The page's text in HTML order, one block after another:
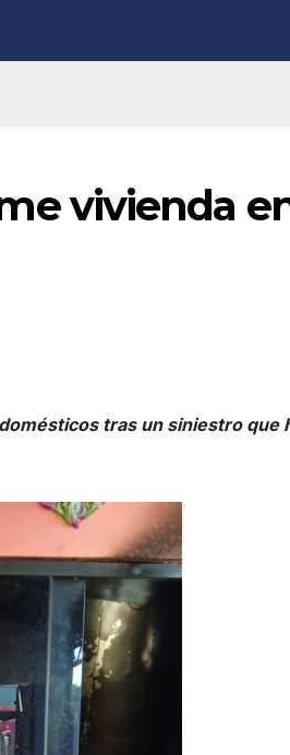
vivienda
tras un siniestro que